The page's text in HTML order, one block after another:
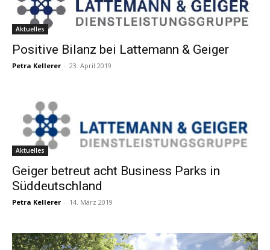
Aktuelles
Positive Bilanz bei Lattemann & Geiger
Petra Kellerer - 23. April 2019
Aktuelles
Geiger betreut acht Business Parks in
Süddeutschland
Petra Kellerer - 14. März 2019